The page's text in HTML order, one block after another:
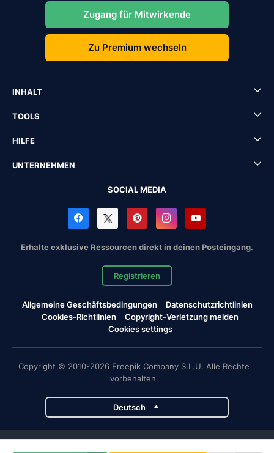
Zugang für Mitwirkende
Zu Premium wechseln
INHALT
TOOLS
HILFE
UNTERNEHMEN
SOCIAL MEDIA
Erhalte exklusive Ressourcen direkt in deinen Posteingang.
Registrieren
Allgemeine Geschäftsbedingungen
Datenschutzrichtlinien
Cookies-Richtlinien
Copyright-Verletzung melden
Cookies settings
Copyright © 2010-2026 Freepik Company S.L.U. Alle Rechte
vorbehalten.
Deutsch